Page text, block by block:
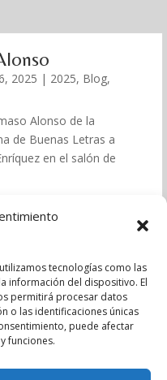
tecnologías como las
información del dispositivo. El
permitirá procesar datos
o las identificaciones únicas
puede afectar
funciones.
2025 | 2025, Blog,
Alonso de la
de Buenas Letras a
en el salón de
de cookies